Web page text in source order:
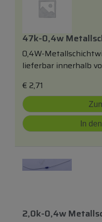
47k-0,4w
0,4W-
lieferbar innerhalb
€ 2,71
In
2,0k-0,4w